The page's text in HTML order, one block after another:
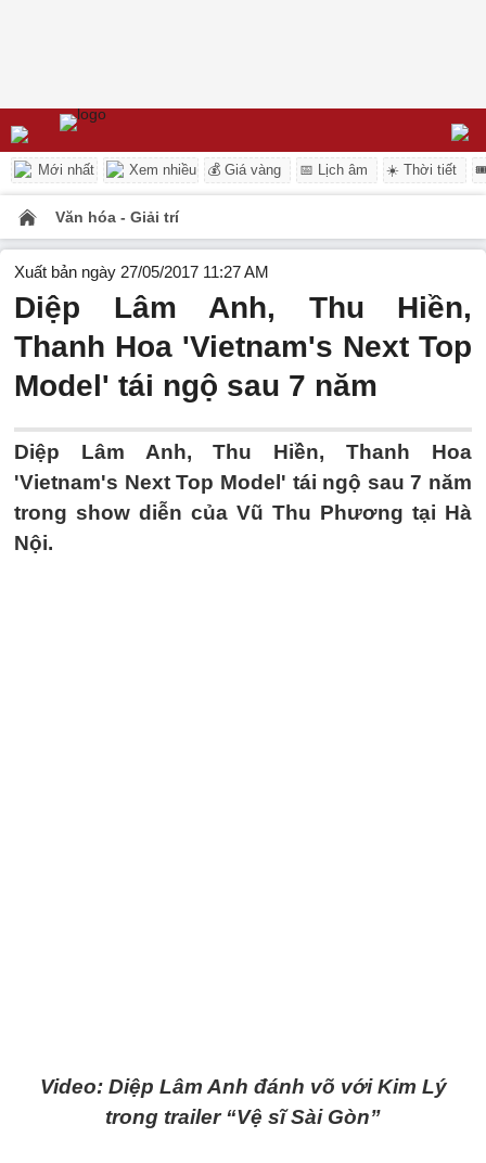
Mới nhất Xem nhiều 💰 Giá vàng 📅 Lịch âm ☀️ Thời tiết
Văn hóa - Giải trí
Xuất bản ngày 27/05/2017 11:27 AM
Diệp Lâm Anh, Thu Hiền,
Thanh Hoa 'Vietnam's Next Top
Model' tái ngộ sau 7 năm
Diệp Lâm Anh, Thu Hiền, Thanh Hoa
'Vietnam's Next Top Model' tái ngộ sau 7 năm
trong show diễn của Vũ Thu Phương tại Hà
Nội.
Video: Diệp Lâm Anh đánh võ với Kim Lý
trong trailer “Vệ sĩ Sài Gòn”